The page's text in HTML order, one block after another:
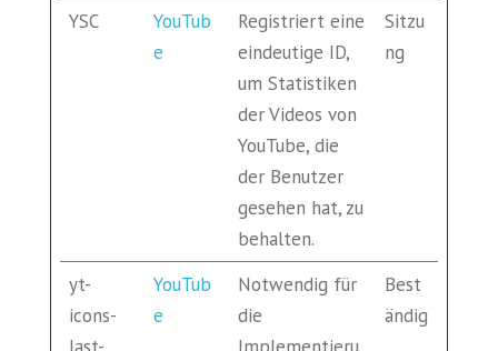
YSC
YouTub
e
Registriert eine
eindeutige ID,
um Statistiken
der Videos von
YouTube, die
der Benutzer
gesehen hat, zu
behalten.
Sitzu
ng
yt-
icons-
YouTub
e
Notwendig für
die
Best
ändig